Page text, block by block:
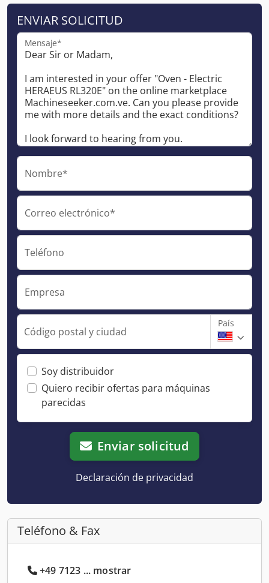
ENVIAR SOLICITUD
Mensaje*
Nombre*
Correo electrónico*
Teléfono
Empresa
Código postal y ciudad
País
Soy distribuidor
Quiero recibir ofertas para máquinas
parecidas
Enviar solicitud
Declaración de privacidad
Teléfono & Fax
+49 7123 ... mostrar